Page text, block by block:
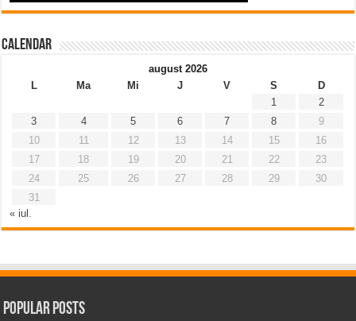
Calendar
august 2026
L
Ma Mi J V S
D
1
2
3
4 5 6 7 8
9
10
11 12 13 14 15
16
17
18 19 20 21 22
23
24
25 26 27 28 29
30
31
« iul.
Popular Posts